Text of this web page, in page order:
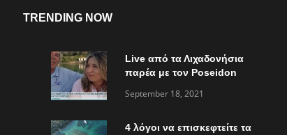
TRENDING NOW
Live από τα Λιχαδονήσια
παρέα με τον Poseidon
συμβαίνει”
September 18, 2021
4 λόγοι να επισκεφτείτε τα